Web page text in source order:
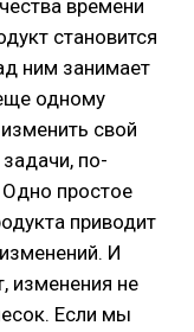
времени
становится
ним занимает
одному
свой
по-
Одно простое
приводит
И
изменения не
Если мы